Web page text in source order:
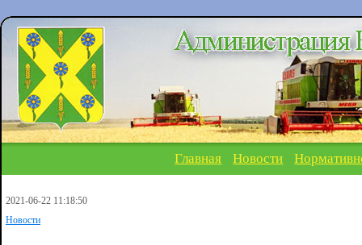
Главная Новости
2021-06-22 11:18:50
Новости